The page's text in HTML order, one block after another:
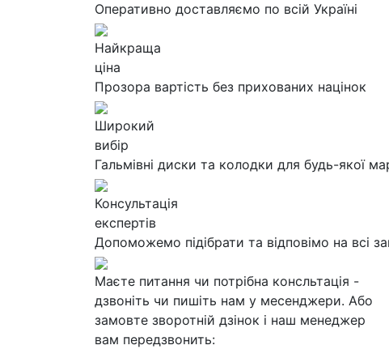
Оперативно доставляємо по всій Україні
Найкраща
ціна
Прозора вартість без прихованих націнок
Широкий
вибір
Гальмівні диски та колодки для будь-якої
Консультація
експертів
Допоможемо підібрати та відповімо на всі
Маєте питання чи потрібна консльтація -
дзвоніть чи пишіть нам у месенджери. Або
замовте зворотній дзінок і наш менеджер
вам передзвонить: